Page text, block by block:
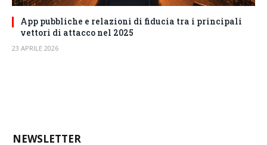
App pubbliche e relazioni di fiducia tra i principali
vettori di attacco nel 2025
23 APRILE 2026
NEWSLETTER